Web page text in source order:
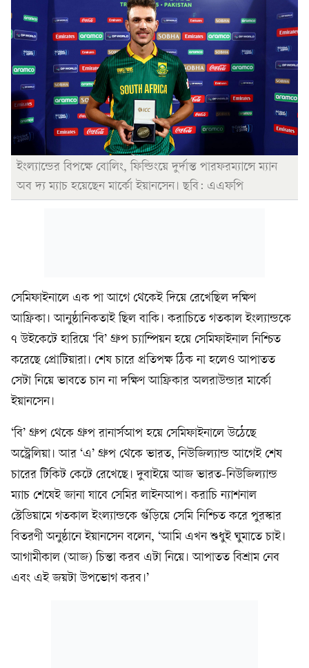
ইংল্যান্ডের বিপক্ষে বোলিং, ফিল্ডিংয়ে দুর্দান্ত পারফরম্যান্সে ম্যান
অব দ্য ম্যাচ হয়েছেন মার্কো ইয়ানসেন। ছবি: এএফপি
সেমিফাইনালে এক পা আগে থেকেই দিয়ে রেখেছিল দক্ষিণ
আফ্রিকা। আনুষ্ঠানিকতাই ছিল বাকি। করাচিতে গতকাল ইংল্যান্ডকে
৭ উইকেটে হারিয়ে ‘বি’ গ্রুপ চ্যাম্পিয়ন হয়ে সেমিফাইনাল নিশ্চিত
করেছে প্রোটিয়ারা। শেষ চারে প্রতিপক্ষ ঠিক না হলেও আপাতত
সেটা নিয়ে ভাবতে চান না দক্ষিণ আফ্রিকার অলরাউন্ডার মার্কো
ইয়ানসেন।
‘বি’ গ্রুপ থেকে গ্রুপ রানার্সআপ হয়ে সেমিফাইনালে উঠেছে
অস্ট্রেলিয়া। আর ‘এ’ গ্রুপ থেকে ভারত, নিউজিল্যান্ড আগেই শেষ
চারের টিকিট কেটে রেখেছে। দুবাইয়ে আজ ভারত-নিউজিল্যান্ড
ম্যাচ শেষেই জানা যাবে সেমির লাইনআপ। করাচি ন্যাশনাল
স্টেডিয়ামে গতকাল ইংল্যান্ডকে গুঁড়িয়ে সেমি নিশ্চিত করে পুরস্কার
বিতরণী অনুষ্ঠানে ইয়ানসেন বলেন, ‘আমি এখন শুধুই ঘুমাতে চাই।
আগামীকাল (আজ) চিন্তা করব এটা নিয়ে। আপাতত বিশ্রাম নেব
এবং এই জয়টা উপভোগ করব।’